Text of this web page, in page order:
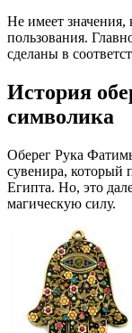
Не имеет значения,
пользования.
сделаны в
История
символика
Оберег Рука
сувенира, который
Египта. Но, это
магическую силу.